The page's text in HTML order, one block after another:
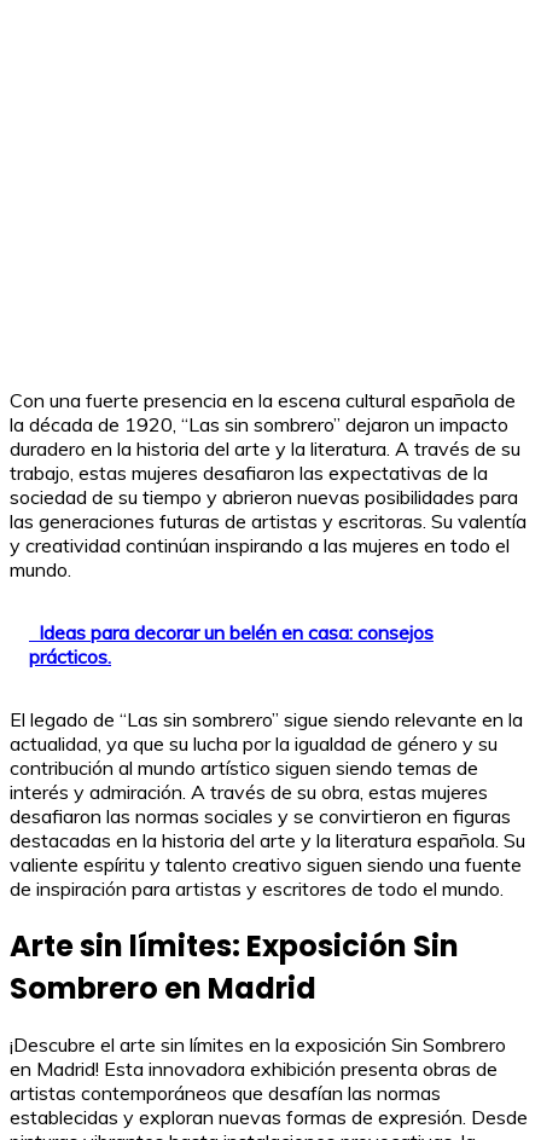
Con una fuerte presencia en la escena cultural española de
la década de 1920, “Las sin sombrero” dejaron un impacto
duradero en la historia del arte y la literatura. A través de su
trabajo, estas mujeres desafiaron las expectativas de la
sociedad de su tiempo y abrieron nuevas posibilidades para
las generaciones futuras de artistas y escritoras. Su valentía
y creatividad continúan inspirando a las mujeres en todo el
mundo.
Ideas para decorar un belén en casa: consejos
prácticos.
El legado de “Las sin sombrero” sigue siendo relevante en la
actualidad, ya que su lucha por la igualdad de género y su
contribución al mundo artístico siguen siendo temas de
interés y admiración. A través de su obra, estas mujeres
desafiaron las normas sociales y se convirtieron en figuras
destacadas en la historia del arte y la literatura española. Su
valiente espíritu y talento creativo siguen siendo una fuente
de inspiración para artistas y escritores de todo el mundo.
Arte sin límites: Exposición Sin
Sombrero en Madrid
¡Descubre el arte sin límites en la exposición Sin Sombrero
en Madrid! Esta innovadora exhibición presenta obras de
artistas contemporáneos que desafían las normas
establecidas y exploran nuevas formas de expresión. Desde